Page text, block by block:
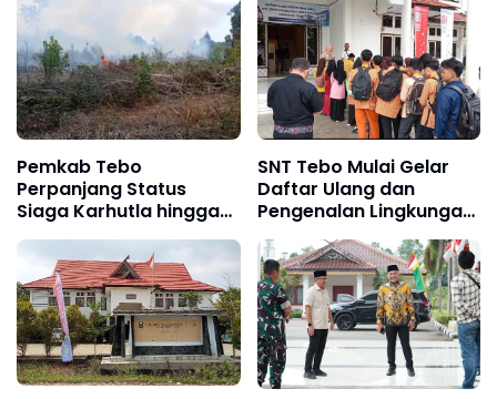
Pemkab Tebo
Perpanjang Status
Siaga Karhutla hingga
Akhir Agustus 2026,
Waspada Potensi
Kebakaran Lahan
SNT Tebo Mulai Gelar
Daftar Ulang dan
Pengenalan Lingkungan
Sekolah, Puluhan Calon
Siswa Hadir Bersama
Orang Tua